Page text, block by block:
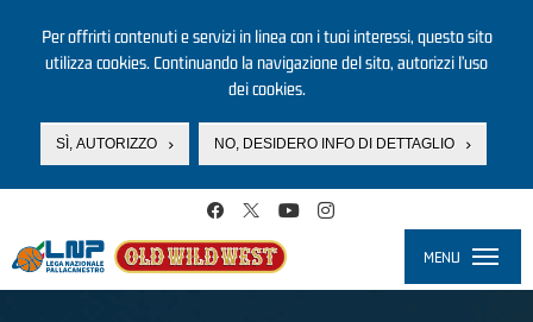
Per offrirti contenuti e servizi in linea con i tuoi interessi, questo sito
utilizza cookies. Continuando la navigazione del sito, autorizzi l’uso
dei cookies.
SÌ, AUTORIZZO NO, DESIDERO INFO DI DETTAGLIO
MENU